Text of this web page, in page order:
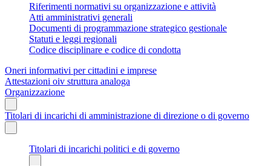
Riferimenti normativi su organizzazione e attività
Atti amministrativi generali
Documenti di programmazione strategico gestionale
Statuti e leggi regionali
Codice disciplinare e codice di condotta
Oneri informativi per cittadini e imprese
Attestazioni oiv struttura analoga
Organizzazione
Titolari di incarichi di amministrazione di direzione o di governo
Titolari di incarichi politici e di governo